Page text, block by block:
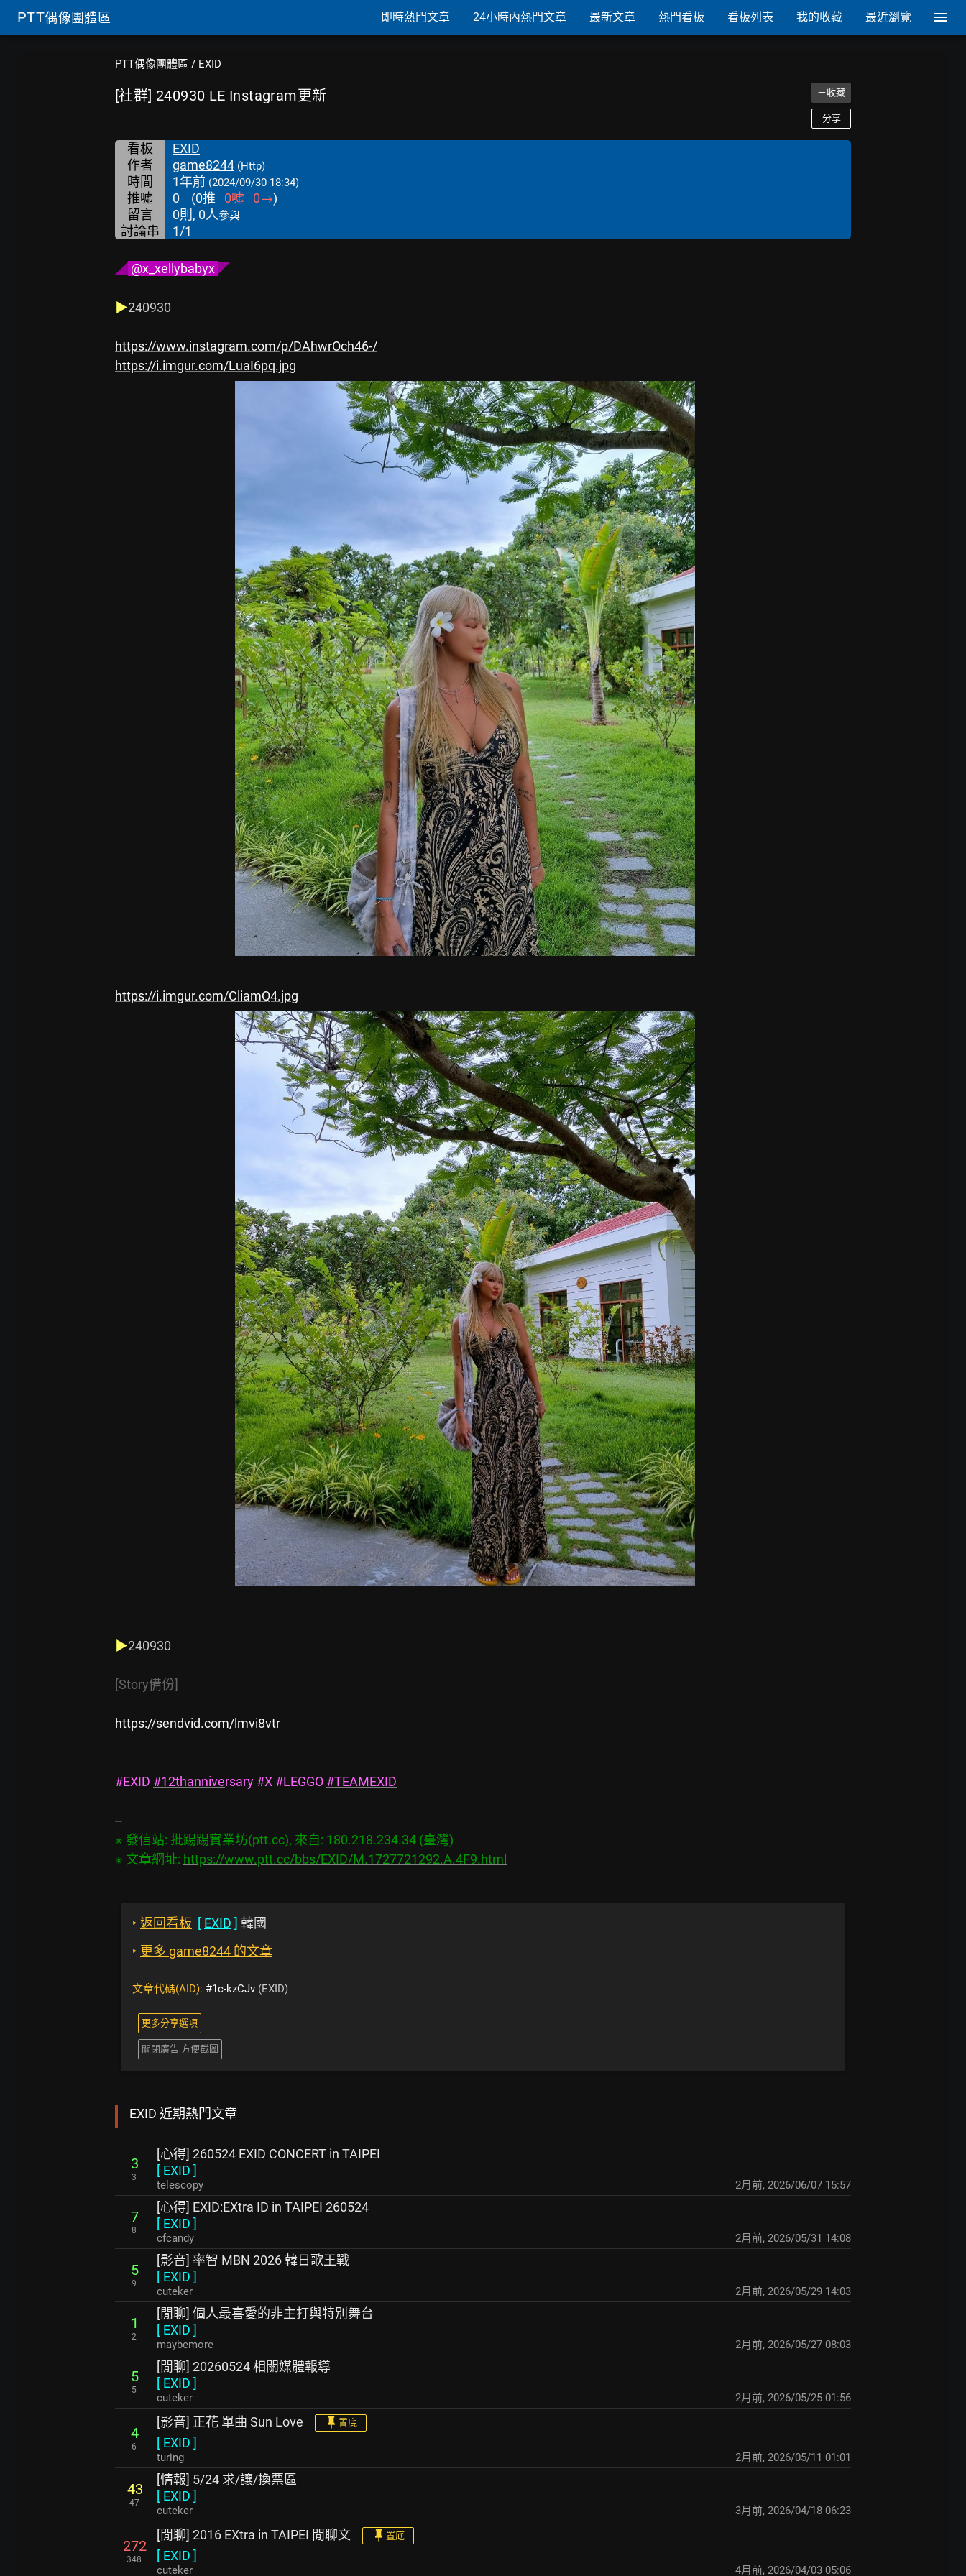
PTT偶像團體區 即時熱門文章 24小時內熱門文章 最新文章 熱門看板 看板列表 我的收藏 最近瀏覽
PTT偶像團體區 / EXID
[社群] 240930 LE Instagram更新 ＋收藏
分享
看板
EXID
作者
game8244 (Http)
時間 1年前 (2024/09/30 18:34)
推噓 0 (0推 0噓 0→)
留言
0則, 0人參與
討論串 1/1
◢ @x_xellybabyx ◤
▶240930
https://www.instagram.com/p/DAhwrOch46-/
https://i.imgur.com/LuaI6pq.jpg
https://i.imgur.com/CliamQ4.jpg
▶240930
[Story備份]
https://sendvid.com/lmvi8vtr
#EXID #12thanniversary #X #LEGGO #TEAMEXID
※ 發信站: 批踢踢實業坊(ptt.cc), 來自: 180.218.234.34 (臺灣)
※ 文章網址: https://www.ptt.cc/bbs/EXID/M.1727721292.A.4F9.html
‣ 返回看板 [ EXID ] 韓國
‣ 更多 game8244 的文章
文章代碼(AID): #1c-kzCJv (EXID)
更多分享選項
關閉廣告 方便截圖
EXID 近期熱門文章
3
3
[心得] 260524 EXID CONCERT in TAIPEI
[ EXID ]
telescopy 2月前, 2026/06/07 15:57
7
8
[心得] EXID:EXtra ID in TAIPEI 260524
[ EXID ]
cfcandy 2月前, 2026/05/31 14:08
5
9
[影音] 率智 MBN 2026 韓日歌王戰
[ EXID ]
cuteker 2月前, 2026/05/29 14:03
1
2
[閒聊] 個人最喜愛的非主打與特別舞台
[ EXID ]
maybemore 2月前, 2026/05/27 08:03
5
5
[閒聊] 20260524 相關媒體報導
[ EXID ]
cuteker 2月前, 2026/05/25 01:56
4
6
[影音] 正花 單曲 Sun Love 置底
[ EXID ]
turing 2月前, 2026/05/11 01:01
43
47
[情報] 5/24 求/讓/換票區
[ EXID ]
cuteker 3月前, 2026/04/18 06:23
272
348
[閒聊] 2016 EXtra in TAIPEI 閒聊文 置底
[ EXID ]
cuteker 4月前, 2026/04/03 05:06